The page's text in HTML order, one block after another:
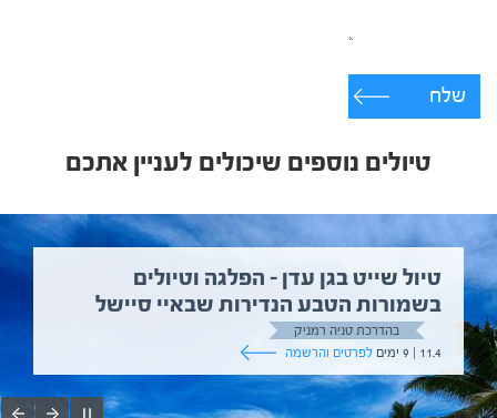
שלח
טיולים נוספים שיכולים לעניין אתכם
טיול שייט בגן עדן – הפלגה וטיולים
בשמורות הטבע הנדירות שבאיי סיישל
בהדרכת טניה רמניק
11.4 | 9 ימים
לפרטים והרשמה